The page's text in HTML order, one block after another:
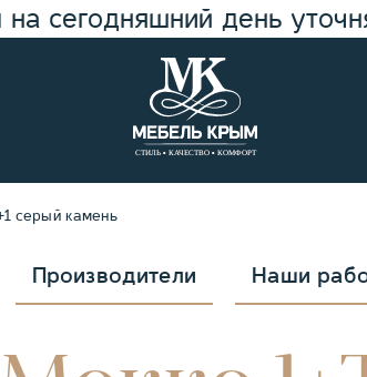
сегодняшний день
серый камень
Производители Наши